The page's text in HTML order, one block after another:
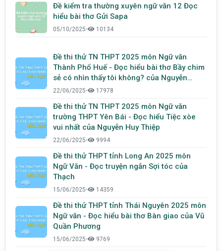
Đề kiểm tra thường xuyên ngữ văn 12 Đọc
hiểu bài thơ Gửi Sapa
05/10/2025• 10134
Đề thi thử TN THPT 2025 môn Ngữ văn
Thành Phố Huế - Đọc hiểu bài thơ Bầy chim
sẻ có nhìn thấy tôi không? của Nguyễn
Phong Việt
22/06/2025• 17978
Đề thi thử TN THPT 2025 môn Ngữ văn
trường THPT Yên Bái - Đọc hiểu Tiệc xòe
vui nhất của Nguyễn Huy Thiệp
22/06/2025• 9994
Đề thi thử THPT tỉnh Long An 2025 môn
Ngữ Văn - Đọc truyện ngắn Sợi tóc của
Thạch
15/06/2025• 14359
Đề thi thử THPT tỉnh Thái Nguyên 2025 môn
Ngữ văn - Đọc hiểu bài thơ Bàn giao của Vũ
Quần Phương
15/06/2025• 9769